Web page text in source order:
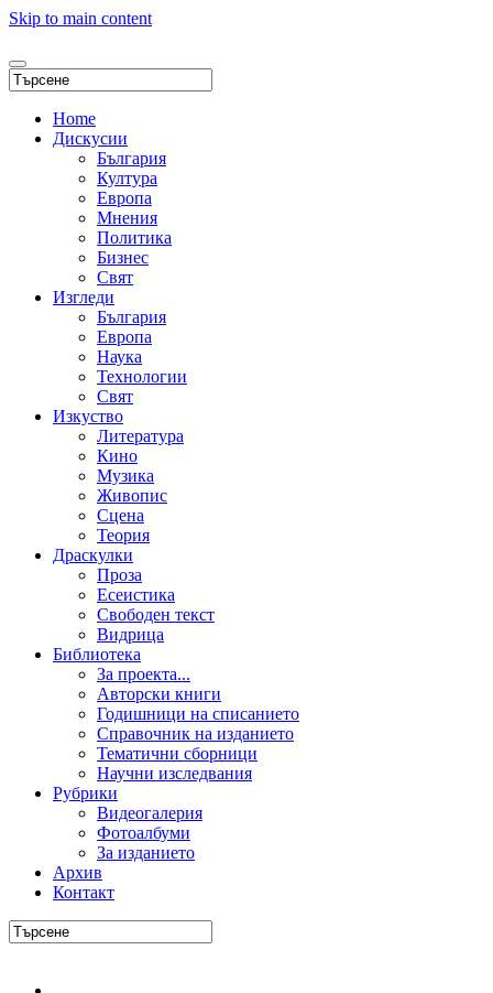
Skip to main content
Home
Дискусии
България
Култура
Европа
Мнения
Политика
Бизнес
Свят
Изгледи
България
Европа
Наука
Технологии
Свят
Изкуство
Литература
Кино
Музика
Живопис
Сцена
Теория
Драскулки
Проза
Есеистика
Свободен текст
Видрица
Библиотека
За проекта...
Авторски книги
Годишници на списанието
Справочник на изданието
Тематични сборници
Научни изследвания
Рубрики
Видеогалерия
Фотоалбуми
За изданието
Архив
Контакт